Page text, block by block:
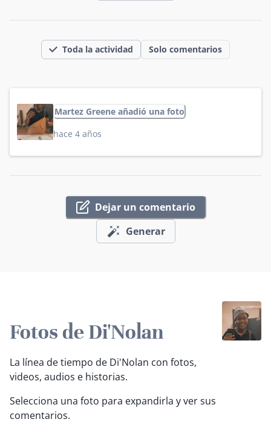
Toda la actividad Solo comentarios
Martez Greene añadió una foto
hace 4 años
Dejar un comentario
Generar
Fotos de Di'Nolan
La línea de tiempo de Di'Nolan con fotos,
videos, audios e historias.
Selecciona una foto para expandirla y ver sus
comentarios.